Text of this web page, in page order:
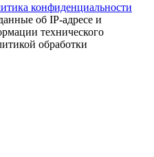
конфиденциальности
об IP-адресе и
технического
обработки